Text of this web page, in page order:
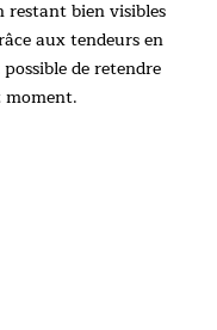
bien visibles
aux tendeurs en
de retendre
moment.